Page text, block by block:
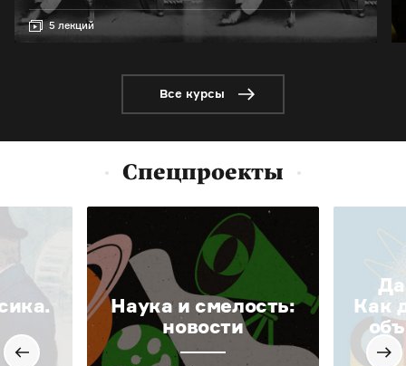
5 лекций
Все курсы
Спецпроекты
Наука и смелость:
новости
Да
Как